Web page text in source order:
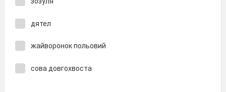
дятел
жайворонок польовий
сова довгохвоста